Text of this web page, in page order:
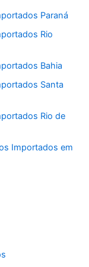
Paraná
Rio
Bahia
Santa
Rio de
Importados em